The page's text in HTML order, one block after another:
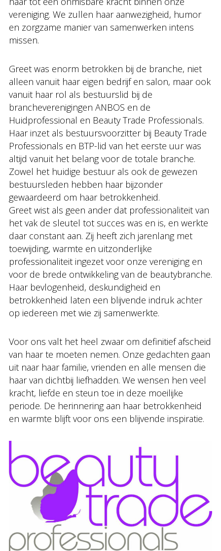
vereniging. We zullen haar aanwezigheid, humor
en zorgzame manier van samenwerken intens
missen.
Greet was enorm betrokken bij de branche, niet
alleen vanuit haar eigen bedrijf en salon, maar ook
vanuit haar rol als bestuurslid bij de
brancheverenigingen ANBOS en de
Huidprofessional en Beauty Trade Professionals.
Haar inzet als bestuursvoorzitter bij Beauty Trade
Professionals en BTP-lid van het eerste uur was
altijd vanuit het belang voor de totale branche.
Zowel het huidige bestuur als ook de gewezen
bestuursleden hebben haar bijzonder
gewaardeerd om haar betrokkenheid.
Greet wist als geen ander dat professionaliteit van
het vak de sleutel tot succes was en is, en werkte
daar constant aan. Zij heeft zich jarenlang met
toewijding, warmte en uitzonderlijke
professionaliteit ingezet voor onze vereniging en
voor de brede ontwikkeling van de beautybranche.
Haar bevlogenheid, deskundigheid en
betrokkenheid laten een blijvende indruk achter
op iedereen met wie zij samenwerkte.
Voor ons valt het heel zwaar om definitief afscheid
van haar te moeten nemen. Onze gedachten gaan
uit naar haar familie, vrienden en alle mensen die
haar van dichtbij liefhadden. We wensen hen veel
kracht, liefde en steun toe in deze moeilijke
periode. De herinnering aan haar betrokkenheid
en warmte blijft voor ons een blijvende inspiratie.